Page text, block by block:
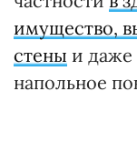
имущество,
стены и даже
напольное